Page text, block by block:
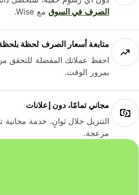
الصرف في السوقمع Wise.
متابعة أسعار الصرف لحظة بلحظة
احفظ عملاتك المفضلة للتحقق من
بمرور الوقت.
مجاني تمامًا، دون إعلانات
التنزيل خلال ثوانٍ. خدمة مجانية
مزعجة.